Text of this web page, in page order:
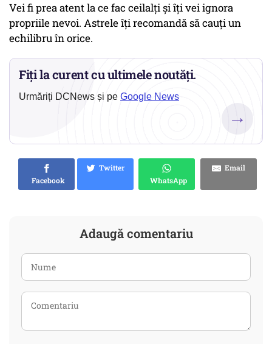
Vei fi prea atent la ce fac ceilalți și îți vei ignora
propriile nevoi. Astrele îți recomandă să cauți un
echilibru în orice.
Fiți la curent cu ultimele noutăți.
Urmăriți DCNews și pe Google News
→
Facebook
Twitter
WhatsApp
Email
Adaugă comentariu